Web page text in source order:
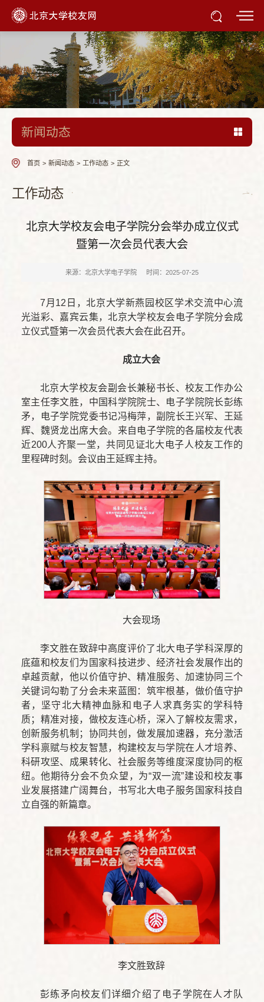
新闻动态
首页 > 新闻动态 > 工作动态 > 正文
工作动态
北京大学校友会电子学院分会举办成立仪式
暨第一次会员代表大会
来源：北京大学电子学院 时间：2025-07-25
7月12日，北京大学新燕园校区学术交流中心流
光溢彩、嘉宾云集，北京大学校友会电子学院分会成
立仪式暨第一次会员代表大会在此召开。
成立大会
北京大学校友会副会长兼秘书长、校友工作办公
室主任李文胜，中国科学院院士、电子学院院长彭练
矛，电子学院党委书记冯梅萍，副院长王兴军、王延
辉、魏贤龙出席大会。来自电子学院的各届校友代表
近200人齐聚一堂，共同见证北大电子人校友工作的
里程碑时刻。会议由王延辉主持。
大会现场
李文胜在致辞中高度评价了北大电子学科深厚的
底蕴和校友们为国家科技进步、经济社会发展作出的
卓越贡献，他以价值守护、精准服务、加速协同三个
关键词勾勒了分会未来蓝图：筑牢根基，做价值守护
者，坚守北大精神血脉和电子人求真务实的学科特
质；精准对接，做校友连心桥，深入了解校友需求，
创新服务机制；协同共创，做发展加速器，充分激活
学科禀赋与校友智慧，构建校友与学院在人才培养、
科研攻坚、成果转化、社会服务等维度深度协同的枢
纽。他期待分会不负众望，为“双一流”建设和校友事
业发展搭建广阔舞台，书写北大电子服务国家科技自
立自强的新篇章。
李文胜致辞
彭练矛向校友们详细介绍了电子学院在人才队